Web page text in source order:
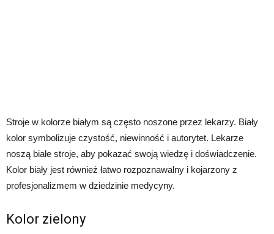
Stroje w kolorze białym są często noszone przez lekarzy. Biały
kolor symbolizuje czystość, niewinność i autorytet. Lekarze
noszą białe stroje, aby pokazać swoją wiedzę i doświadczenie.
Kolor biały jest również łatwo rozpoznawalny i kojarzony z
profesjonalizmem w dziedzinie medycyny.
Kolor zielony